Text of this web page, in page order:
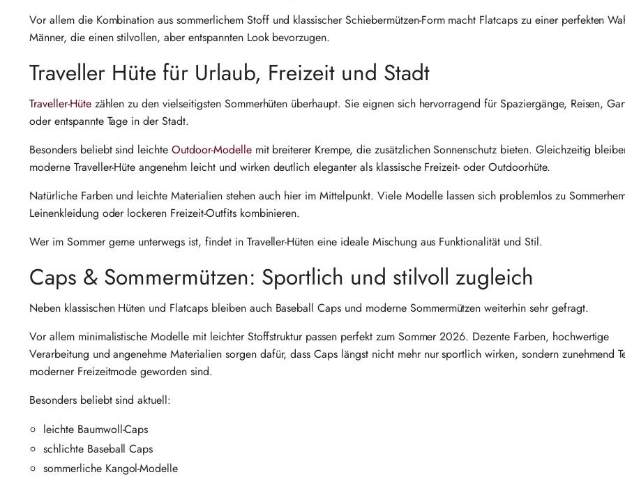
Vor allem die Kombination aus sommerlichem Stoff und klassischer Schiebermützen-Form macht Flatcaps zu einer perfekten
Männer, die einen stilvollen, aber entspannten Look bevorzugen.
Traveller Hüte für Urlaub, Freizeit und Stadt
Traveller-Hütezählen zu den vielseitigsten Sommerhüten überhaupt. Sie eignen sich hervorragend für Spaziergänge, Reisen,
oder entspannte Tage in der Stadt.
Besonders beliebt sind leichteOutdoor-Modellemit breiterer Krempe, die zusätzlichen Sonnenschutz bieten. Gleichzeitig
moderne Traveller-Hüte angenehm leicht und wirken deutlich eleganter als klassische Freizeit- oder Outdoorhüte.
Natürliche Farben und leichte Materialien stehen auch hier im Mittelpunkt. Viele Modelle lassen sich problemlos zu
Leinenkleidung oder lockeren Freizeit-Outfits kombinieren.
Wer im Sommer gerne unterwegs ist, findet in Traveller-Hüten eine ideale Mischung aus Funktionalität und Stil.
Caps & Sommermützen: Sportlich und stilvoll zugleich
Neben klassischen Hüten und Flatcaps bleiben auch Baseball Caps und moderne Sommermützen weiterhin sehr gefragt.
Vor allem minimalistische Modelle mit leichter Stoffstruktur passen perfekt zum Sommer 2026. Dezente Farben, hochwertige
Verarbeitung und angenehme Materialien sorgen dafür, dass Caps längst nicht mehr nur sportlich wirken, sondern zunehmend
moderner Freizeitmode geworden sind.
Besonders beliebt sind aktuell:
leichte Baumwoll-Caps
schlichte Baseball Caps
sommerliche Kangol-Modelle